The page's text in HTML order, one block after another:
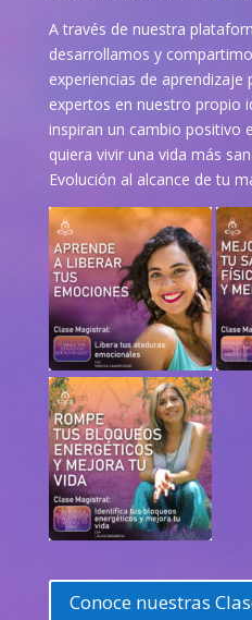
A través de nuestra
desarrollamos y
experiencias de
expertos en nuestro propio
inspiran un cambio positivo
quiera vivir una vida más
Evolución al alcance de tu
Conoce nuestras